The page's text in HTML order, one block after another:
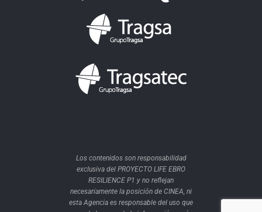
Los contenidos son responsabilidad
exclusiva del PROYECTO LIFE EBRO
RESILIENCE P1 y no reflejan
necesariamente la posición de CINEA, ni
esta Agencia es responsable del uso que